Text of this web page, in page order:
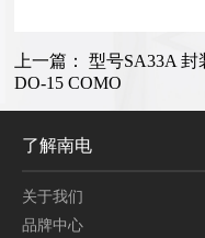
上一篇：型号SA33A 封
DO-15 COMO
了解南电
关于我们
品牌中心